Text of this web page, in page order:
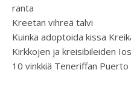
ranta
Kreetan vihreä talvi
Kuinka adoptoida kissa
Kirkkojen ja kreisibileiden Ios
10 vinkkiä Teneriffan Puerto